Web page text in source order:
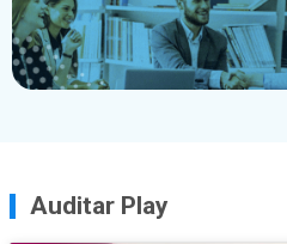
Auditar Play